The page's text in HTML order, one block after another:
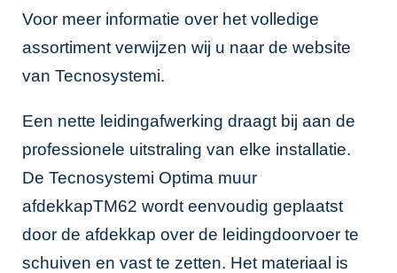
Voor meer informatie over het volledige
assortiment verwijzen wij u naar de website
van Tecnosystemi.
Een nette leidingafwerking draagt bij aan de
professionele uitstraling van elke installatie.
De Tecnosystemi Optima muur
afdekkapTM62 wordt eenvoudig geplaatst
door de afdekkap over de leidingdoorvoer te
schuiven en vast te zetten. Het materiaal is